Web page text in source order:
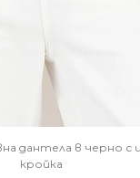
дантела в черно с
кройка